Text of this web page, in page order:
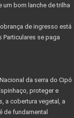
CIPÓ
um bom lanche de trilha
de ingresso está
Particulares se paga
da serra do Cipó
proteger e
a cobertura vegetal, a
de fundamental